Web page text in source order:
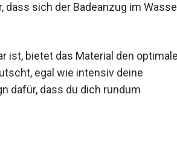
dass sich der Badeanzug im
ist, bietet das Material den
verrutscht, egal wie intensiv
dafür, dass du dich rundum